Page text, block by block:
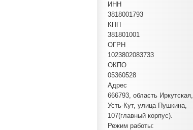
ИНН
3818001793
КПП
381801001
ОГРН
1023802083733
ОКПО
05360528
Адрес
666793, область Иркутская,
Усть-Кут, улица Пушкина,
107(главный корпус).
Режим работы: